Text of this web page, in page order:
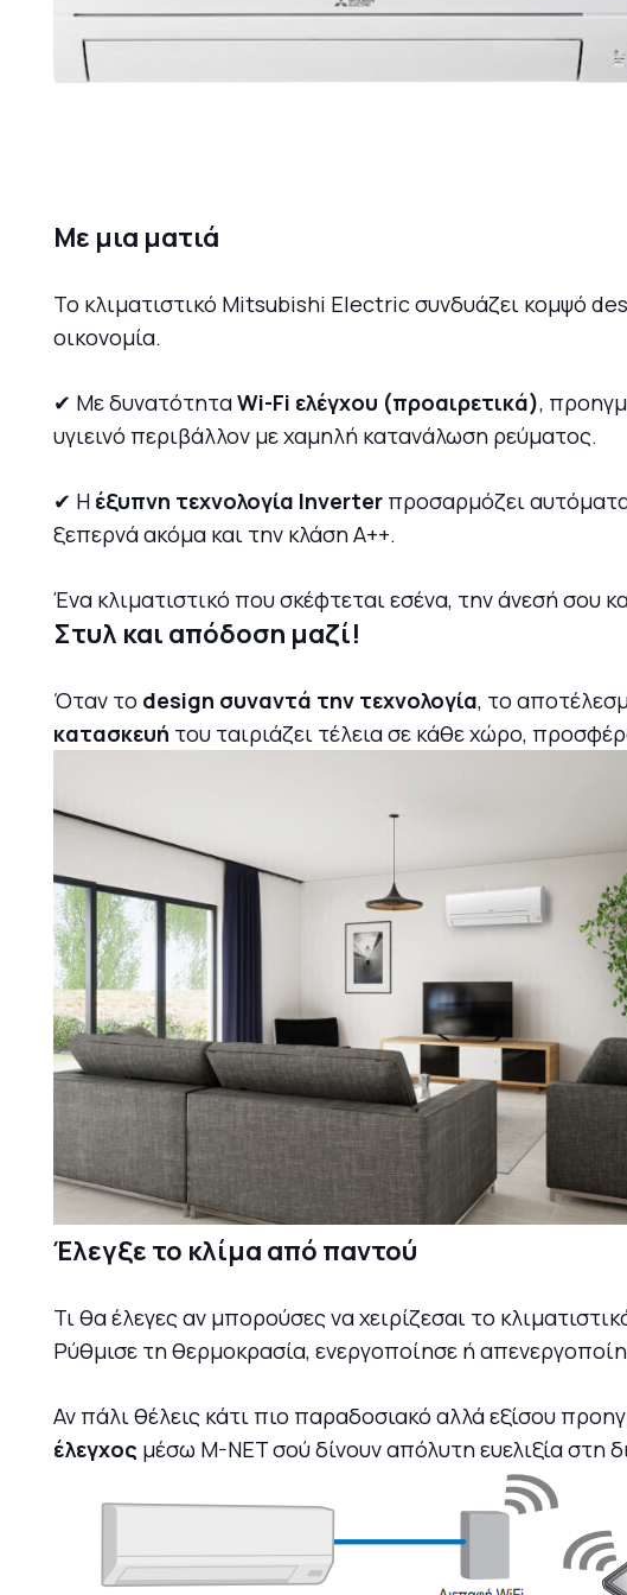
Με μια ματιά
Το κλιματιστικό Mitsubishi Electric συνδυάζει κομψό
οικονομία.
✔ Με δυνατότηταWi-Fi ελέγχου (προαιρετικά),
υγιεινό περιβάλλον με χαμηλή κατανάλωση ρεύματος.
✔ Η έξυπνη τεχνολογία Inverter προσαρμόζει
ξεπερνά ακόμα και την κλάση A++.
Ένα κλιματιστικό που σκέφτεται εσένα, την άνεσή σου
Στυλ και απόδοση μαζί!
Όταν το design συναντά την τεχνολογία, το
κατασκευή του ταιριάζει τέλεια σε κάθε χώρο,
Έλεγξε το κλίμα από παντού
Τι θα έλεγες αν μπορούσες να χειρίζεσαι το
Ρύθμισε τη θερμοκρασία, ενεργοποίησε ή
Αν πάλι θέλεις κάτι πιο παραδοσιακό αλλά εξίσου
έλεγχος μέσω M-NET σού δίνουν απόλυτη ευελιξία στη